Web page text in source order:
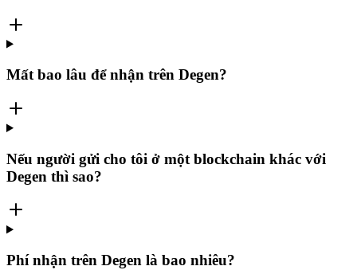
Mất bao lâu để nhận trên Degen?
Nếu người gửi cho tôi ở một blockchain khác với
Degen thì sao?
Phí nhận trên Degen là bao nhiêu?